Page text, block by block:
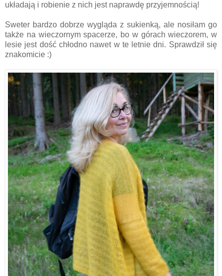
układają i robienie z nich jest naprawdę przyjemnością!
Sweter bardzo dobrze wygląda z sukienką, ale nosiłam go
także na wieczornym spacerze, bo w górach wieczorem, w
lesie jest dość chłodno nawet w te letnie dni. Sprawdził się
znakomicie :)